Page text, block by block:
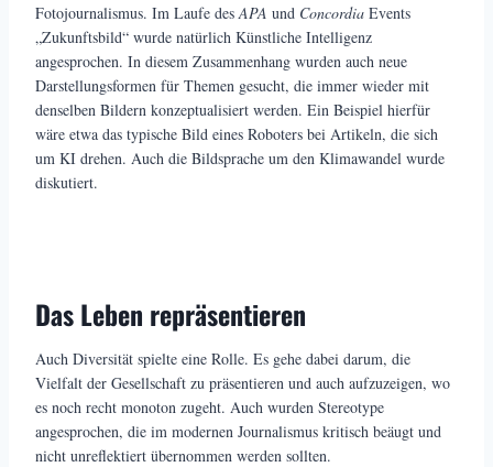
Fotojournalismus. Im Laufe des APA und Concordia Events
„Zukunftsbild“ wurde natürlich Künstliche Intelligenz
angesprochen. In diesem Zusammenhang wurden auch neue
Darstellungsformen für Themen gesucht, die immer wieder mit
denselben Bildern konzeptualisiert werden. Ein Beispiel hierfür
wäre etwa das typische Bild eines Roboters bei Artikeln, die sich
um KI drehen. Auch die Bildsprache um den Klimawandel wurde
diskutiert.
Das Leben repräsentieren
Auch Diversität spielte eine Rolle. Es gehe dabei darum, die
Vielfalt der Gesellschaft zu präsentieren und auch aufzuzeigen, wo
es noch recht monoton zugeht. Auch wurden Stereotype
angesprochen, die im modernen Journalismus kritisch beäugt und
nicht unreflektiert übernommen werden sollten.